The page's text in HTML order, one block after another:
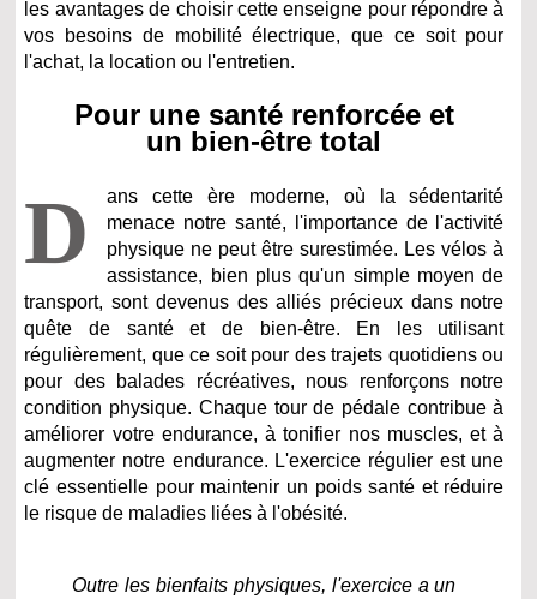
les avantages de choisir cette enseigne pour répondre à
vos besoins de mobilité électrique, que ce soit pour
l'achat, la location ou l'entretien.
Pour une santé renforcée et
un bien-être total
D
ans cette ère moderne, où la sédentarité
menace notre santé, l'importance de l'activité
physique ne peut être surestimée. Les vélos à
assistance, bien plus qu'un simple moyen de
transport, sont devenus des alliés précieux dans notre
quête de santé et de bien-être. En les utilisant
régulièrement, que ce soit pour des trajets quotidiens ou
pour des balades récréatives, nous renforçons notre
condition physique. Chaque tour de pédale contribue à
améliorer votre endurance, à tonifier nos muscles, et à
augmenter notre endurance. L'exercice régulier est une
clé essentielle pour maintenir un poids santé et réduire
le risque de maladies liées à l'obésité.
Outre les bienfaits physiques, l'exercice a un